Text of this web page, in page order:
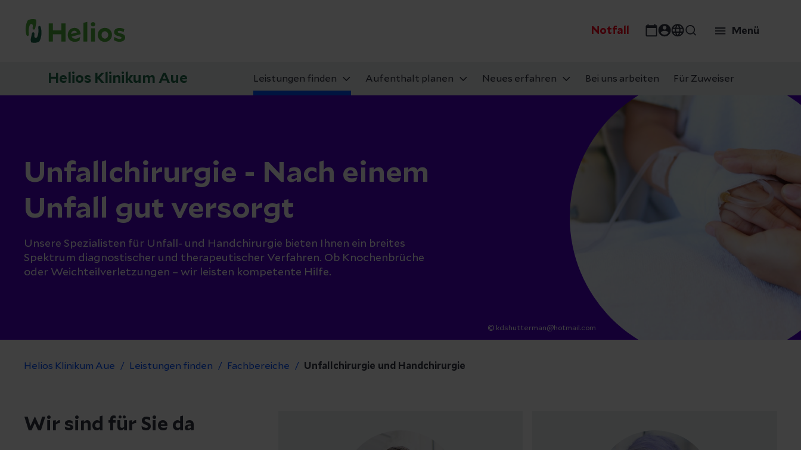
Notfall Menü
Helios Klinikum Aue Leistungen finden Aufenthalt planen Neues erfahren Bei uns arbeiten Für Zuweiser
Unfallchirurgie - Nach einem
Unfall gut versorgt
Unsere Spezialisten für Unfall- und Handchirurgie bieten Ihnen ein breites
Spektrum diagnostischer und therapeutischer Verfahren. Ob Knochenbrüche
oder Weichteilverletzungen – wir leisten kompetente Hilfe.
© kdshutterman@hotmail.com
Helios Klinikum Aue Leistungen finden Fachbereiche Unfallchirurgie und Handchirurgie
Wir sind für Sie da